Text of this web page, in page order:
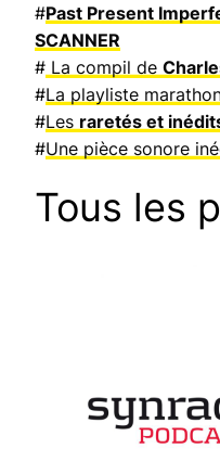
#Past Present
SCANNER
# La compil de
#La playliste
#Les raretés et
#Une pièce sonore
Tous les